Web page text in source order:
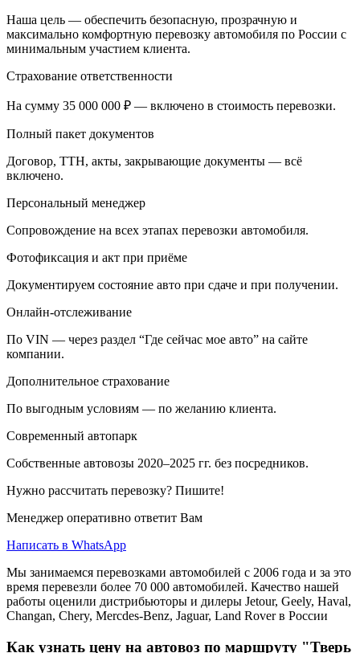
Наша цель — обеспечить безопасную, прозрачную и
максимально комфортную перевозку автомобиля по России с
минимальным участием клиента.
Страхование ответственности
На сумму 35 000 000 ₽ — включено в стоимость перевозки.
Полный пакет документов
Договор, ТТН, акты, закрывающие документы — всё
включено.
Персональный менеджер
Сопровождение на всех этапах перевозки автомобиля.
Фотофиксация и акт при приёме
Документируем состояние авто при сдаче и при получении.
Онлайн-отслеживание
По VIN — через раздел “Где сейчас мое авто” на сайте
компании.
Дополнительное страхование
По выгодным условиям — по желанию клиента.
Современный автопарк
Собственные автовозы 2020–2025 гг. без посредников.
Нужно рассчитать перевозку? Пишите!
Менеджер оперативно ответит Вам
Написать в WhatsApp
Мы занимаемся перевозками автомобилей с 2006 года и за это
время перевезли более 70 000 автомобилей. Качество нашей
работы оценили дистрибьюторы и дилеры Jetour, Geely, Haval,
Changan, Chery, Mercdes-Benz, Jaguar, Land Rover в России
Как узнать цену на автовоз по маршруту "Тверь